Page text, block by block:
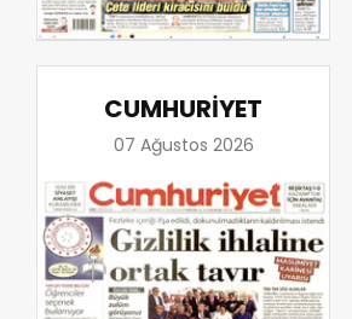
CUMHURİYET
07 Ağustos 2026